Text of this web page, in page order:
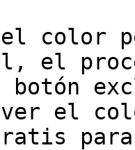
el color
el
botón
el